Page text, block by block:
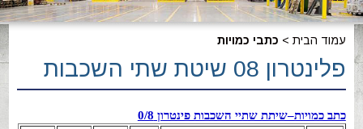
עמוד הבית > כתבי כמויות
פלינטרון 08 שיטת שתי השכבות
כתב כמויות–שיתת שתיי השכבות פינטרון 0/8